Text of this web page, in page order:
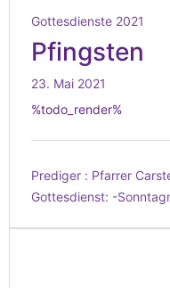
Gottesdienste 2021
Pfingsten
23. Mai 2021
%todo_render%
Prediger : Pfarrer
Gottesdienst: -